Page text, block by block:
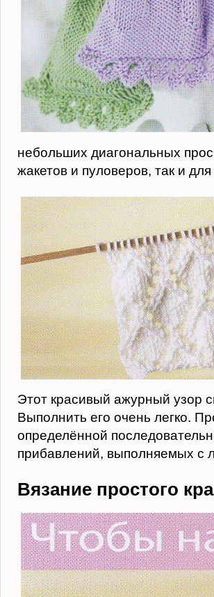
небольших диагональных
жакетов и пуловеров, так и
Этот красивый ажурный узор
Выполнить его очень легко.
определённой
прибавлений, выполняемых с
Вязание простого